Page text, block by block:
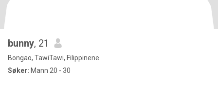
bunny, 21
Bongao, TawiTawi, Filippinene
Søker: Mann 20 - 30